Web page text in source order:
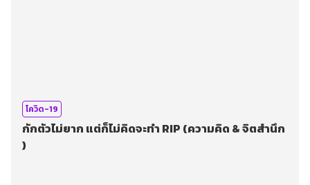
โควิด-19
กักตัวไม่ยาก แต่ก็ไม่คิดจะทำ RIP (ความคิด & จิตสำนึก
)